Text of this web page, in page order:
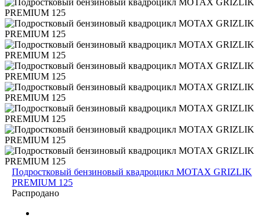
Подростковый бензиновый квадроцикл MOTAX GRIZLIK
PREMIUM 125
Распродано